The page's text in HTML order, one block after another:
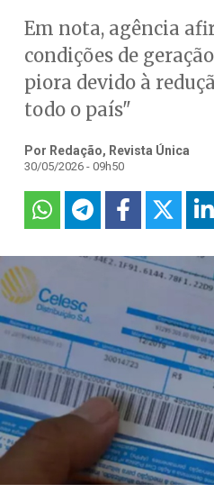
Em nota, agência
condições de
piora devido à
todo o país"
Por Redação, Revista Única
30/05/2026 - 09h50